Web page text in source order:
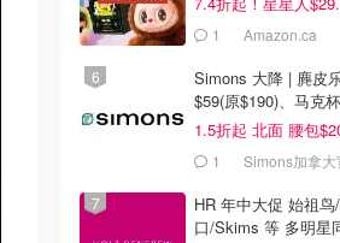
1 Amazon.ca
Simons 大降 | 麂皮
$59(原$190)、马克
1.5折起 北面 腰包
1 Simons加拿大
HR 年中大促 始祖鸟
口/Skims 等 多明星